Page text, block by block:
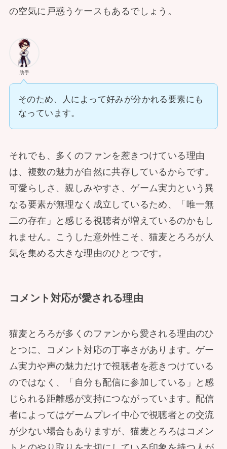
の空気に戸惑うケースもあるでしょう。
助手
そのため、人によって好みが分かれる要素にも
なっています。
それでも、多くのファンを惹きつけている理由
は、複数の魅力が自然に共存しているからです。
可愛らしさ、親しみやすさ、ゲーム実力という異
なる要素が無理なく成立しているため、「唯一無
二の存在」と感じる視聴者が増えているのかもし
れません。こうした意外性こそ、猫麦とろろが人
気を集める大きな理由のひとつです。
コメント対応が愛される理由
猫麦とろろが多くのファンから愛される理由のひ
とつに、コメント対応の丁寧さがあります。ゲー
ム実力や声の魅力だけで視聴者を惹きつけている
のではなく、「自分も配信に参加している」と感
じられる距離感が支持につながっています。配信
者によってはゲームプレイ中心で視聴者との交流
が少ない場合もありますが、猫麦とろろはコメン